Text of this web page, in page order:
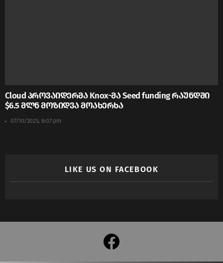
Cloud პროვაიდერმა Knox-მა Seed funding რაუნდში
$6.5 მლნ მოზიდვა მოახერხა
07/10/2025, 8:07 pm
LIKE US ON FACEBOOK
facebook